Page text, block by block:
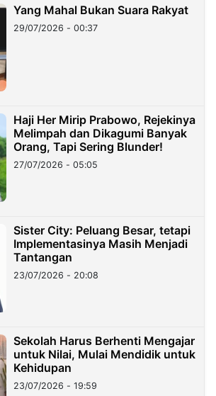
Yang Mahal Bukan Suara Rakyat
29/07/2026 - 00:37
Haji Her Mirip Prabowo, Rejekinya
Melimpah dan Dikagumi Banyak
Orang, Tapi Sering Blunder!
27/07/2026 - 05:05
Sister City: Peluang Besar, tetapi
Implementasinya Masih Menjadi
Tantangan
23/07/2026 - 20:08
Sekolah Harus Berhenti Mengajar
untuk Nilai, Mulai Mendidik untuk
Kehidupan
23/07/2026 - 19:59